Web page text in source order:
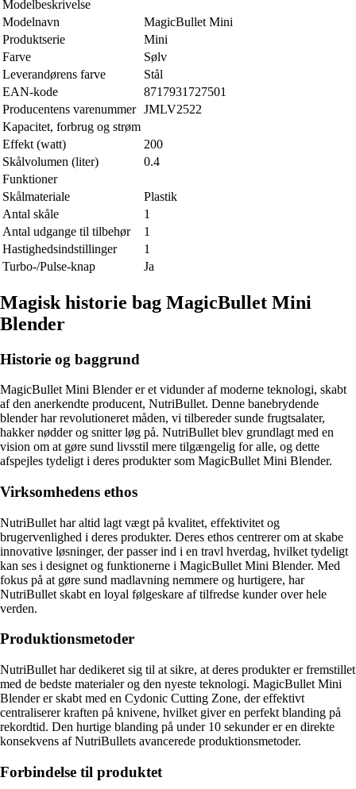
Modelbeskrivelse
Modelnavn
MagicBullet Mini
Produktserie
Mini
Farve
Sølv
Leverandørens farve
Stål
EAN-kode
8717931727501
Producentens varenummer JMLV2522
Kapacitet, forbrug og strøm
Effekt (watt)
200
Skålvolumen (liter)
0.4
Funktioner
Skålmateriale
Plastik
Antal skåle
1
Antal udgange til tilbehør
1
Hastighedsindstillinger
1
Turbo-/Pulse-knap
Ja
Magisk historie bag MagicBullet Mini
Blender
Historie og baggrund
MagicBullet Mini Blender er et vidunder af moderne teknologi, skabt
af den anerkendte producent, NutriBullet. Denne banebrydende
blender har revolutioneret måden, vi tilbereder sunde frugtsalater,
hakker nødder og snitter løg på. NutriBullet blev grundlagt med en
vision om at gøre sund livsstil mere tilgængelig for alle, og dette
afspejles tydeligt i deres produkter som MagicBullet Mini Blender.
Virksomhedens ethos
NutriBullet har altid lagt vægt på kvalitet, effektivitet og
brugervenlighed i deres produkter. Deres ethos centrerer om at skabe
innovative løsninger, der passer ind i en travl hverdag, hvilket tydeligt
kan ses i designet og funktionerne i MagicBullet Mini Blender. Med
fokus på at gøre sund madlavning nemmere og hurtigere, har
NutriBullet skabt en loyal følgeskare af tilfredse kunder over hele
verden.
Produktionsmetoder
NutriBullet har dedikeret sig til at sikre, at deres produkter er fremstillet
med de bedste materialer og den nyeste teknologi. MagicBullet Mini
Blender er skabt med en Cydonic Cutting Zone, der effektivt
centraliserer kraften på knivene, hvilket giver en perfekt blanding på
rekordtid. Den hurtige blanding på under 10 sekunder er en direkte
konsekvens af NutriBullets avancerede produktionsmetoder.
Forbindelse til produktet